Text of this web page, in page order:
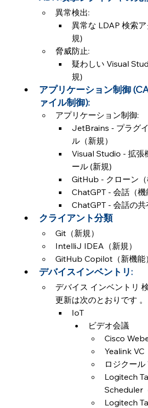
異常検出:
異常な LDAP 検索
規)
脅威防止:
疑わしい Visual
規)
アプリケーション制御
ァイル制御):
アプリケーション制御:
JetBrains - プラグ
ル（新規）
Visual Studio - 拡張
ール (新規)
GitHub - クローン（
ChatGPT - 会話（機
ChatGPT - 会話の共
クライアント分類
Git（新規）
IntelliJ IDEA（新規）
GitHub Copilot（新機能
デバイスインベントリ:
デバイス インベントリ
更新は次のとおりです 。
IoT
ビデオ会議
Cisco
Yealink VC
ロジクール
Logitech
Scheduler
Logitech